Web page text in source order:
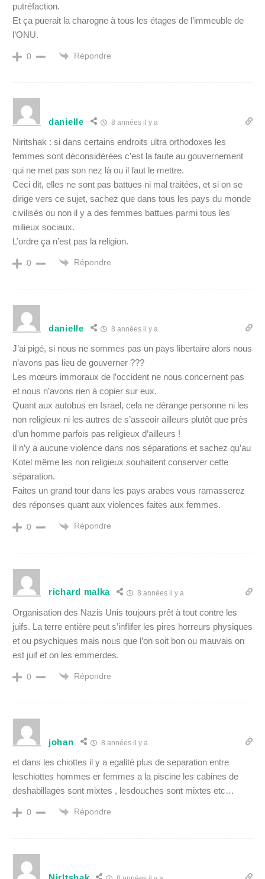
putréfaction.
Et ça puerait la charogne à tous les étages de l’immeuble de
l’ONU.
0 Répondre
danielle 8 années il y a
Niritshak : si dans certains endroits ultra orthodoxes les
femmes sont déconsidérées c’est la faute au gouvernement
qui ne met pas son nez là ou il faut le mettre.
Ceci dit, elles ne sont pas battues ni mal traitées, et si on se
dirige vers ce sujet, sachez que dans tous les pays du monde
civilisés ou non il y a des femmes battues parmi tous les
milieux sociaux.
L’ordre ça n’est pas la religion.
0 Répondre
danielle 8 années il y a
J’ai pigé, si nous ne sommes pas un pays libertaire alors nous
n’avons pas lieu de gouverner ???
Les mœurs immoraux de l’occident ne nous concernent pas
et nous n’avons rien à copier sur eux.
Quant aux autobus en Israel, cela ne dérange personne ni les
non religieux ni les autres de s’asseoir ailleurs plutôt que près
d’un homme parfois pas religieux d’ailleurs !
Il n’y a aucune violence dans nos séparations et sachez qu’au
Kotel même les non religieux souhaitent conserver cette
séparation.
Faites un grand tour dans les pays arabes vous ramasserez
des réponses quant aux violences faites aux femmes.
0 Répondre
richard malka 8 années il y a
Organisation des Nazis Unis toujours prêt à tout contre les
juifs. La terre entière peut s’inflifer les pires horreurs physiques
et ou psychiques mais nous que l’on soit bon ou mauvais on
est juif et on les emmerdes.
0 Répondre
johan 8 années il y a
et dans les chiottes il y a egalité plus de separation entre
leschiottes hommes er femmes a la piscine les cabines de
deshabillages sont mixtes , lesdouches sont mixtes etc…
0 Répondre